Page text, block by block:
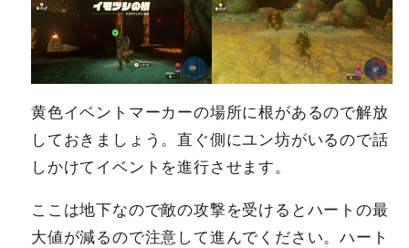
黄色イベントマーカーの場所に根があるので解放
しておきましょう。直ぐ側にユン坊がいるので話
しかけてイベントを進行させます。
ここは地下なので敵の攻撃を受けるとハートの最
大値が減るので注意して進んでください。ハート